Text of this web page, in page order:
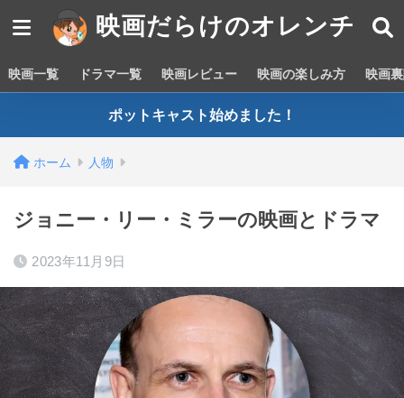
映画だらけのオレンチ
映画一覧 ドラマ一覧 映画レビュー 映画の楽しみ方 映画
ポットキャスト始めました！
ホーム 人物
ジョニー・リー・ミラーの映画とドラマ
2023年11月9日